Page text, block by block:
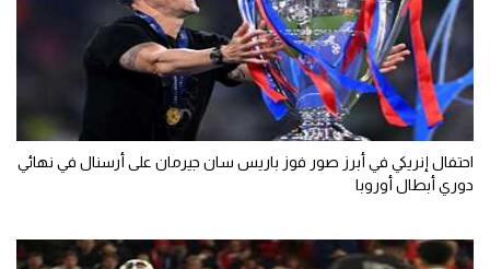
الوطن العربي
في المونديال
رياضة نسائية
أمريكا
ركن الألعاب
احتفال إنريكي في أبرز صور فوز باريس سان جيرمان على أرسنال في نهائي
دوري أبطال أوروبا